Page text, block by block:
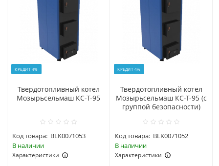
КРЕДИТ 4%
Твердотопливный котел
Мозырьсельмаш КС-Т-95
Код товара: BLK0071053
В наличии
Характеристики
КРЕДИТ 4%
Твердотопливный котел
Мозырьсельмаш КС-Т-95 (с
группой безопасности)
Код товара: BLK0071052
В наличии
Характеристики